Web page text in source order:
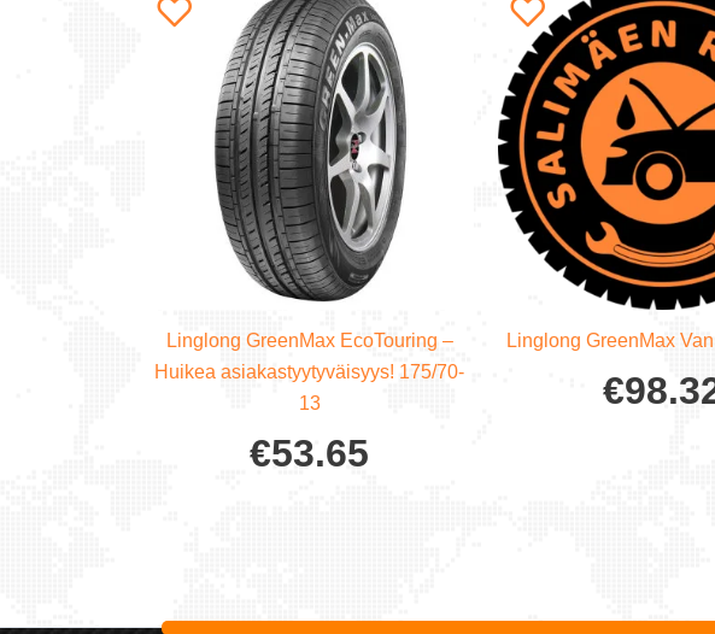
Linglong GreenMax EcoTouring –
Huikea asiakastyytyväisyys! 175/70-
13
€53.65
Linglong GreenMax
€